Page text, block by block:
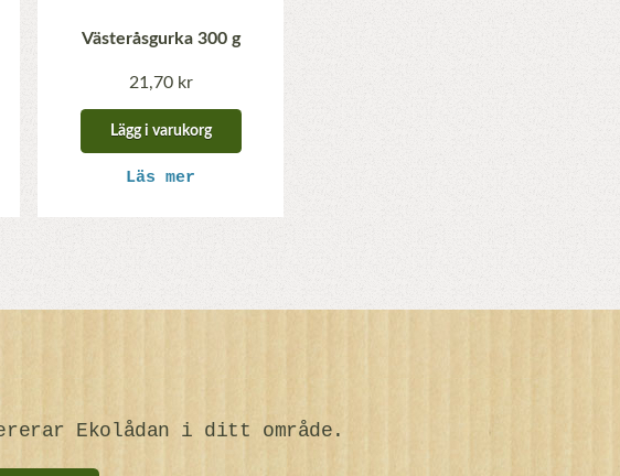
Västeråsgurka 300 g
21,70 kr
Lägg i varukorg
Läs mer
Ekolådan i ditt område.